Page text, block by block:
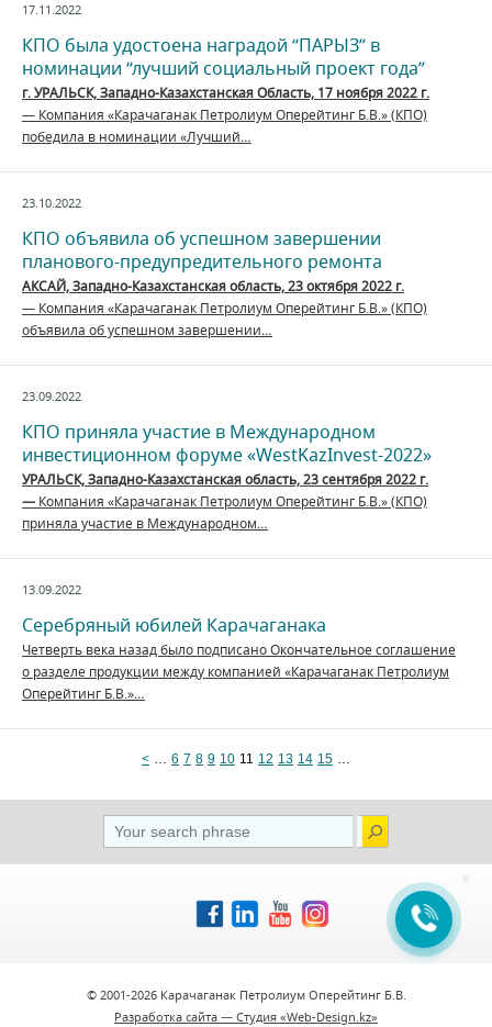
17.11.2022
КПО была удостоена наградой “ПАРЫЗ” в
номинации “лучший социальный проект года”
г. УРАЛЬСК, Западно-Казахстанская Область, 17 ноября 2022 г.
— Компания «Карачаганак Петролиум Оперейтинг Б.В.» (КПО)
победила в номинации «Лучший…
23.10.2022
КПО объявила об успешном завершении
планового-предупредительного ремонта
АКСАЙ, Западно-Казахстанская область, 23 октября 2022 г.
— Компания «Карачаганак Петролиум Оперейтинг Б.В.» (КПО)
объявила об успешном завершении…
23.09.2022
КПО приняла участие в Международном
инвестиционном форуме «WestKazInvest-2022»
УРАЛЬСК, Западно-Казахстанская область, 23 сентября 2022 г.
— Компания «Карачаганак Петролиум Оперейтинг Б.В.» (КПО)
приняла участие в Международном…
13.09.2022
Серебряный юбилей Карачаганака
Четверть века назад было подписано Окончательное соглашение
о разделе продукции между компанией «Карачаганак Петролиум
Оперейтинг Б.В.»…
< … 6 7 8 9 10 11 12 13 14 15 …
© 2001-2026 Карачаганак Петролиум Оперейтинг Б.В.
Разработка сайта — Студия «Web-Design.kz»